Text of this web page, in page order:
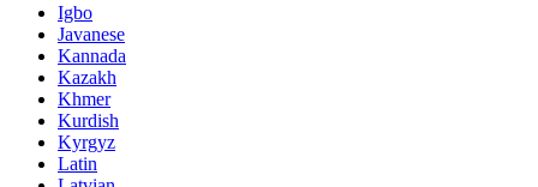
Igbo
Javanese
Kannada
Kazakh
Khmer
Kurdish
Kyrgyz
Latin